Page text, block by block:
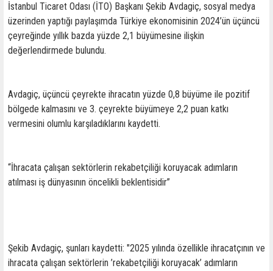
İstanbul Ticaret Odası (İTO) Başkanı Şekib Avdagiç, sosyal medya
üzerinden yaptığı paylaşımda Türkiye ekonomisinin 2024’ün üçüncü
çeyreğinde yıllık bazda yüzde 2,1 büyümesine ilişkin
değerlendirmede bulundu.
Avdagiç, üçüncü çeyrekte ihracatın yüzde 0,8 büyüme ile pozitif
bölgede kalmasını ve 3. çeyrekte büyümeye 2,2 puan katkı
vermesini olumlu karşıladıklarını kaydetti.
“İhracata çalışan sektörlerin rekabetçiliği koruyacak adımların
atılması iş dünyasının öncelikli beklentisidir”
Şekib Avdagiç, şunları kaydetti: "2025 yılında özellikle ihracatçının ve
ihracata çalışan sektörlerin ’rekabetçiliği koruyacak’ adımların